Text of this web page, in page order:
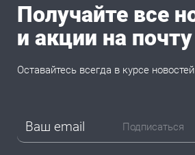
Получайте все
и акции на почту
Оставайтесь всегда в курсе новостей
Подписаться